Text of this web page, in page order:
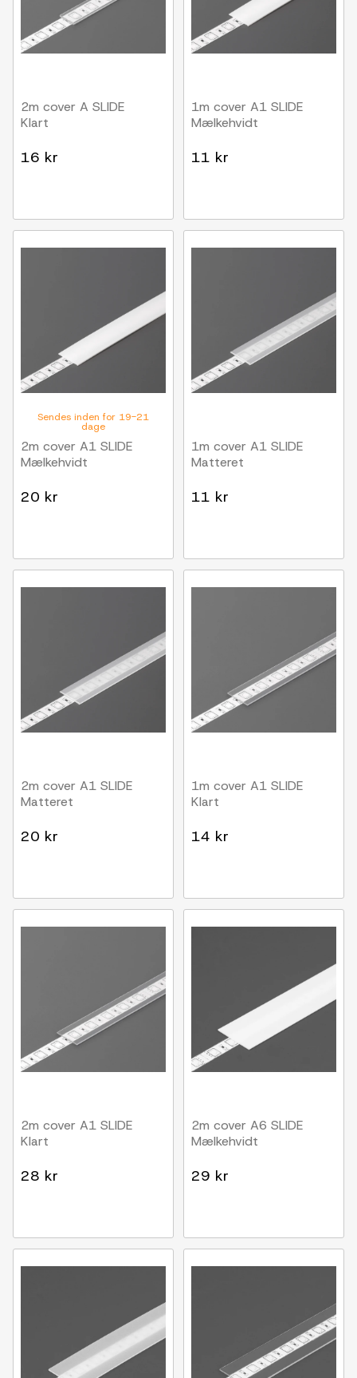
2m cover A SLIDE
Klart
16 kr
1m cover A1 SLIDE
Mælkehvidt
11 kr
Sendes inden for 19-21
dage
2m cover A1 SLIDE
Mælkehvidt
20 kr
1m cover A1 SLIDE
Matteret
11 kr
2m cover A1 SLIDE
Matteret
20 kr
1m cover A1 SLIDE
Klart
14 kr
2m cover A1 SLIDE
Klart
28 kr
2m cover A6 SLIDE
Mælkehvidt
29 kr